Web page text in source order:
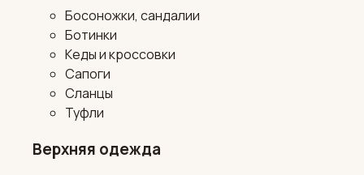
Босоножки, сандалии
Ботинки
Кеды и кроссовки
Сапоги
Сланцы
Туфли
Верхняя одежда